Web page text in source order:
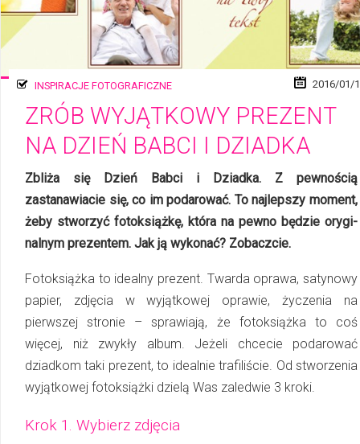
INSPIRACJE FOTOGRAFICZNE 2016/01/
ZRÓB WYJĄTKOWY PREZENT
NA DZIEŃ BABCI I DZIADKA
Zbliża się Dzień Babci i Dziadka. Z pewnością
zastanawiacie się, co im podarować. To najlepszy moment,
żeby stworzyć fotoksiążkę, która na pewno będzie ory­gi­
nal­nym prezentem. Jak ją wykonać? Zobaczcie.
Fotoksiążka to idealny prezent. Twarda oprawa, satynowy
papier, zdjęcia w wyjątkowej oprawie, życzenia na
pierwszej stronie – sprawiają, że fotoksiążka to coś
więcej, niż zwykły album. Jeżeli chcecie podarować
dziadkom taki prezent, to idealnie trafiliście. Od stwo­rze­nia
wyjątkowej fotoksiążki dzielą Was zaledwie 3 kroki.
Krok 1. Wybierz zdjęcia